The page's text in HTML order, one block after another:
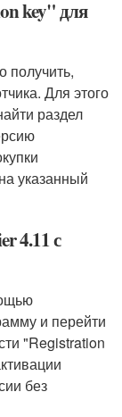
key" для
получить,
Для этого
раздел
указанный
4.11 с
и перейти
"Registration
без